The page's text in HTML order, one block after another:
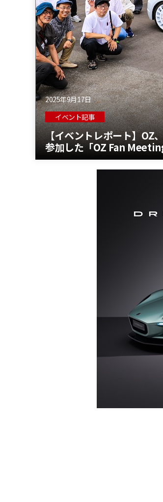
2025年9月17日
イベント記事
【イベントレポート】OZ
参加した「OZ Fan